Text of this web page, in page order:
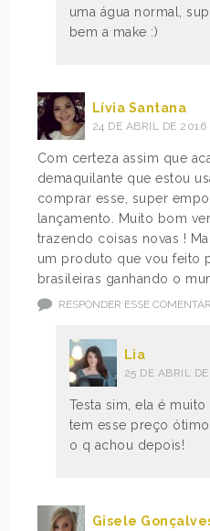
uma água normal,
bem a make :)
Lívia Santana
24 DE ABRIL DE 2016
Com certeza assim que
demaquilante que estou
comprar esse, super
lançamento. Muito bom
trazendo coisas novas !
um produto que vou feito
brasileiras ganhando o
RESPONDER ESSE
Lia
25 DE ABRIL
Testa sim, ela é muito
tem esse preço
o q achou depois!
Gisele